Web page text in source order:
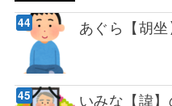
あぐら【胡
いみな【諱